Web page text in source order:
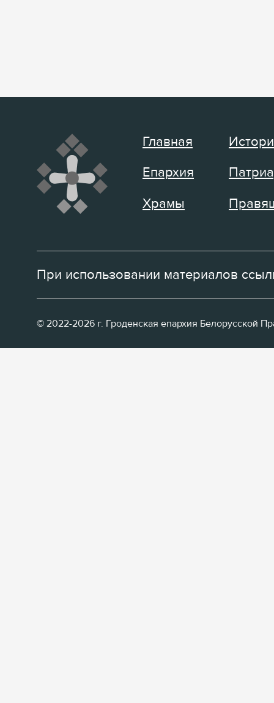
Главная
Епархия
Храмы
При использовании материалов
© 2022-2026 г. Гроденская епархия Белорусской